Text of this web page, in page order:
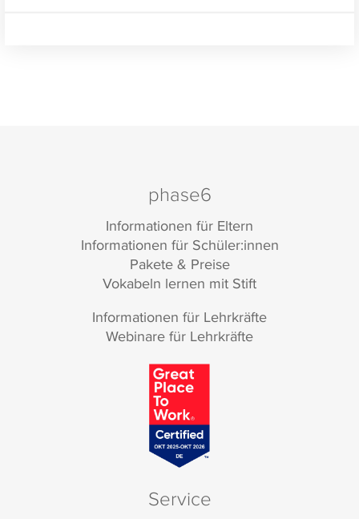
phase6
Informationen für Eltern
Informationen für Schüler:innen
Pakete & Preise
Vokabeln lernen mit Stift
Informationen für Lehrkräfte
Webinare für Lehrkräfte
Service